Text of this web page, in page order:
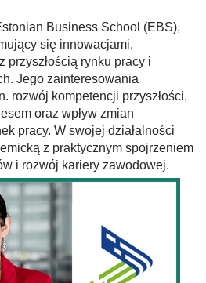
Business School (EBS),
się innowacjami,
przyszłością rynku pracy i
Jego zainteresowania
rozwój kompetencji przyszłości,
oraz wpływ zmian
pracy. W swojej działalności
z praktycznym spojrzeniem
i rozwój kariery zawodowej.